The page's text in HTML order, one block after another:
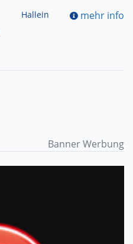
Hallein mehr info
Banner Werbung